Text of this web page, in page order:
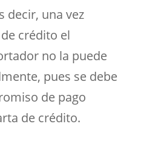
decir, una vez
crédito el
no la puede
pues se debe
de pago
de crédito.